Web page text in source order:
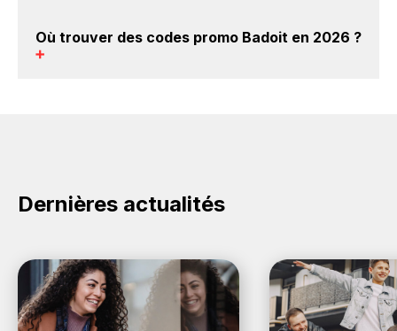
dans votre cagnotte au plus tard 48h après votre
crédités sur votre cagnotte BackBackBack lorsque
Où trouver des codes promo Badoit en 2026 ?
Dernières actualités